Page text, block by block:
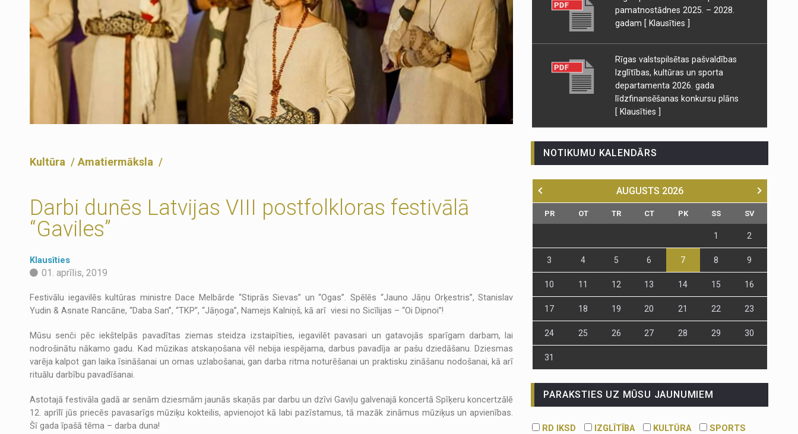
Kultūra Amatiermāksla
Darbi dunēs Latvijas VIII postfolkloras festivālā
“Gaviles”
Klausīties
01. aprīlis, 2019
Festivālu iegavilēs kultūras ministre Dace Melbārde “Stiprās Sievas” un “Ogas”. Spēlēs “Jauno Jāņu Orķestris”, Stanislav
Yudin & Asnate Rancāne, “Daba San”, “TKP”, “Jāņoga”, Namejs Kalniņš, kā arī viesi no Sicīlijas – “Oi Dipnoi”!
Mūsu senči pēc iekštelpās pavadītas ziemas steidza izstaipīties, iegavilēt pavasari un gatavojās sparīgam darbam, lai
nodrošinātu nākamo gadu. Kad mūzikas atskaņošana vēl nebija iespējama, darbus pavadīja ar pašu dziedāšanu. Dziesmas
varēja kalpot gan laika īsināšanai un omas uzlabošanai, gan darba ritma noturēšanai un praktisku zināšanu nodošanai, kā arī
rituālu darbību pavadīšanai.
Astotajā festivāla gadā ar senām dziesmām jaunās skaņās par darbu un dzīvi Gaviļu galvenajā koncertā Spīķeru koncertzālē
12. aprīlī jūs priecēs pavasarīgs mūziķu kokteilis, apvienojot kā labi pazīstamus, tā mazāk zināmus mūziķus un apvienības.
Šī gada īpašā tēma – darba duna!
pamatnostādnes 2025. – 2028.
gadam [ Klausīties ]
Rīgas valstspilsētas pašvaldības
Izglītības, kultūras un sporta
departamenta 2026. gada
līdzfinansēšanas konkursu plāns
[ Klausīties ]
NOTIKUMU KALENDĀRS
AUGUSTS 2026
PR OT TR CT PK SS SV
1 2
3 4 5 6 7 8 9
10 11 12 13 14 15 16
17 18 19 20 21 22 23
24 25 26 27 28 29 30
31
PARAKSTIES UZ MŪSU JAUNUMIEM
RD IKSD IZGLĪTĪBA KULTŪRA
SPORTS